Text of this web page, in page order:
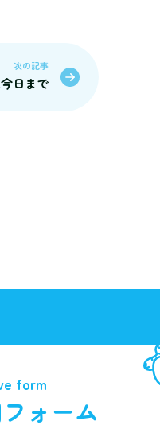
次の記事
日まで
form
ォーム